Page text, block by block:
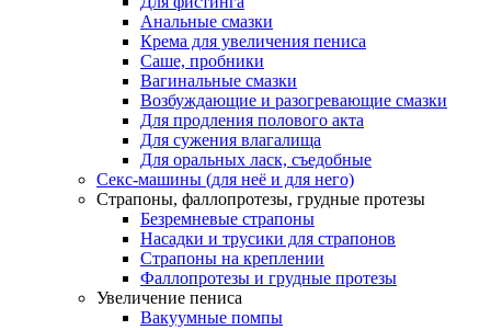
Анальные смазки
Крема для увеличения пениса
Саше, пробники
Вагинальные смазки
Возбуждающие и разогревающие смазки
Для продления полового акта
Для сужения влагалища
Для оральных ласк, съедобные
Секс-машины (для неё и для него)
Страпоны, фаллопротезы, грудные протезы
Безремневые страпоны
Насадки и трусики для страпонов
Страпоны на креплении
Фаллопротезы и грудные протезы
Увеличение пениса
Вакуумные помпы